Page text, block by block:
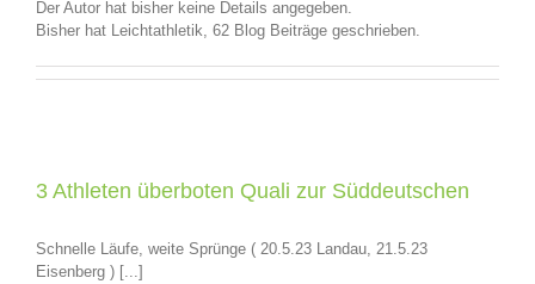
Der Autor hat bisher keine Details angegeben.
Bisher hat Leichtathletik, 62 Blog Beiträge geschrieben.
3 Athleten überboten Quali zur Süddeutschen
Schnelle Läufe, weite Sprünge ( 20.5.23 Landau, 21.5.23
Eisenberg ) [...]